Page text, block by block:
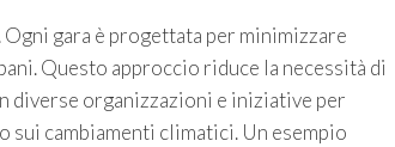
gara è progettata per minimizzare
Questo approccio riduce la necessità di
diverse organizzazioni e iniziative per
sui cambiamenti climatici. Un esempio